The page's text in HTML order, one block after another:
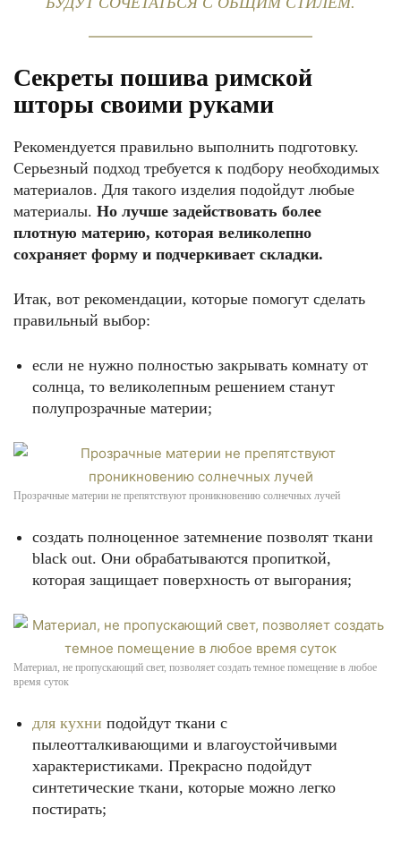
Секреты пошива римской
шторы своими руками
Рекомендуется правильно выполнить подготовку.
Серьезный подход требуется к подбору необходимых
материалов. Для такого изделия подойдут любые
материалы. Но лучше задействовать более
плотную материю, которая великолепно
сохраняет форму и подчеркивает складки.
Итак, вот рекомендации, которые помогут сделать
правильный выбор:
если не нужно полностью закрывать комнату от
солнца, то великолепным решением станут
полупрозрачные материи;
Прозрачные материи не препятствуют проникновению солнечных лучей
создать полноценное затемнение позволят ткани
black out. Они обрабатываются пропиткой,
которая защищает поверхность от выгорания;
Материал, не пропускающий свет, позволяет создать темное помещение в любое
время суток
для кухни подойдут ткани с
пылеотталкивающими и влагоустойчивыми
характеристиками. Прекрасно подойдут
синтетические ткани, которые можно легко
постирать;